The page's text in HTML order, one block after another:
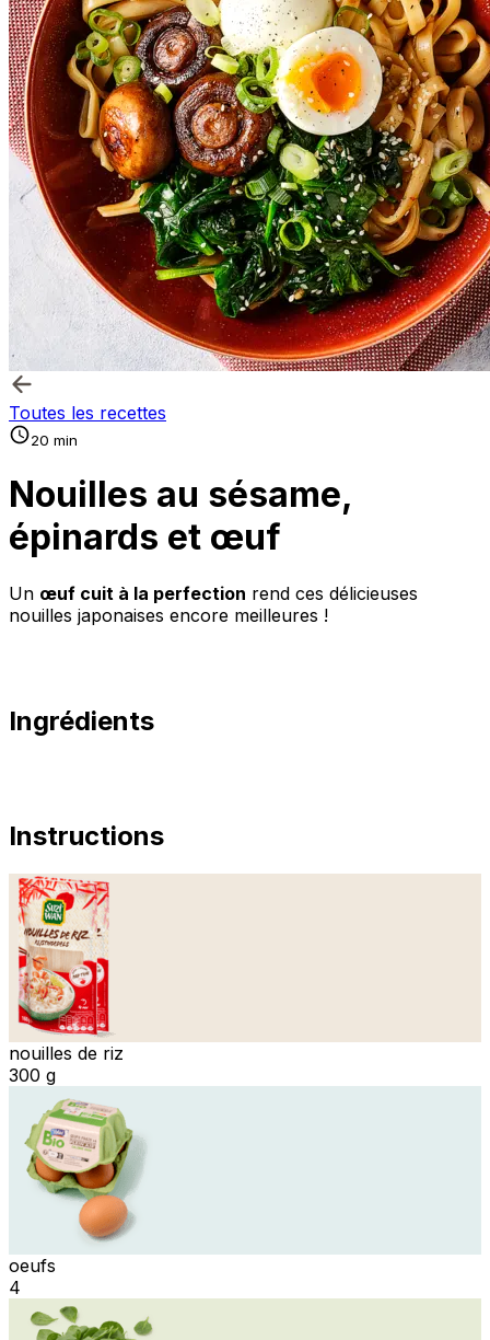
Toutes les recettes
20 min
Nouilles au sésame,
épinards et œuf
Un œuf cuit à la perfection rend ces délicieuses
nouilles japonaises encore meilleures !
Ingrédients
Instructions
nouilles de riz
300 g
oeufs
4